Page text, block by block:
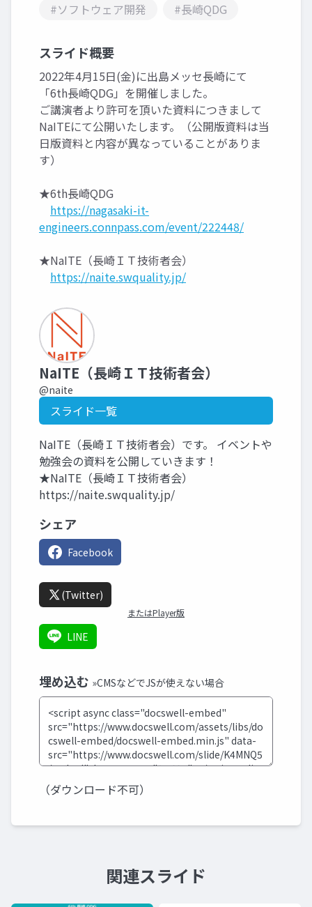
#ソフトウェア開発
#長崎QDG
スライド概要
2022年4月15日(金)に出島メッセ長崎にて
「6th長崎QDG」を開催しました。
ご講演者より許可を頂いた資料につきまして
NaITEにて公開いたします。（公開版資料は当
日版資料と内容が異なっていることがありま
す）
★6th長崎QDG
https://nagasaki-it-
engineers.connpass.com/event/222448/
★NaITE（長崎ＩＴ技術者会）
https://naite.swquality.jp/
NaITE（長崎ＩＴ技術者会）
@naite
スライド一覧
NaITE（長崎ＩＴ技術者会）です。 イベントや
勉強会の資料を公開していきます！
★NaITE（長崎ＩＴ技術者会）
https://naite.swquality.jp/
シェア
Facebook
(Twitter)
またはPlayer版
LINE
埋め込む »CMSなどでJSが使えない場合
（ダウンロード不可）
関連スライド